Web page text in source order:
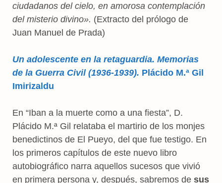
ciudadanos del cielo, en amorosa contemplación
del misterio divino». (Extracto del prólogo de
Juan Manuel de Prada)
Un adolescente en la retaguardia. Memorias
de la Guerra Civil (1936-1939). Plácido M.ª Gil
Imirizaldu
En “Iban a la muerte como a una fiesta”, D.
Plácido M.ª Gil relataba el martirio de los monjes
benedictinos de El Pueyo, del que fue testigo. En
los primeros capítulos de este nuevo libro
autobiográfico narra aquellos sucesos que vivió
en primera persona y, después, sabremos de sus